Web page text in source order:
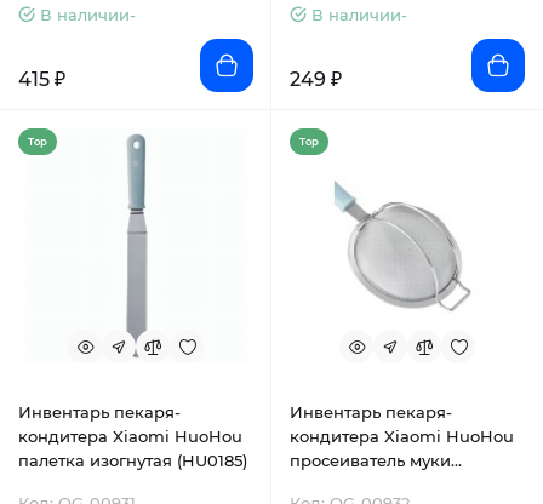
В наличии-
415 ₽
В наличии-
249 ₽
Top
Инвентарь пекаря-
кондитера Xiaomi HuoHou
палетка изогнутая (HU0185)
Top
Инвентарь пекаря-
кондитера Xiaomi HuoHou
просеиватель муки